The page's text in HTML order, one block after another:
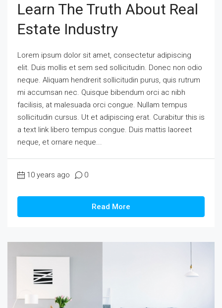
Learn The Truth About Real
Estate Industry
Lorem ipsum dolor sit amet, consectetur adipiscing
elit. Duis mollis et sem sed sollicitudin. Donec non odio
neque. Aliquam hendrerit sollicitudin purus, quis rutrum
mi accumsan nec. Quisque bibendum orci ac nibh
facilisis, at malesuada orci congue. Nullam tempus
sollicitudin cursus. Ut et adipiscing erat. Curabitur this is
a text link libero tempus congue. Duis mattis laoreet
neque, et ornare neque...
10 years ago 0
Read More